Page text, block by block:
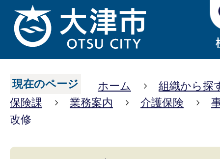
現在のページ ホーム
組織から探
保険課
業務案内 介護保険
改修